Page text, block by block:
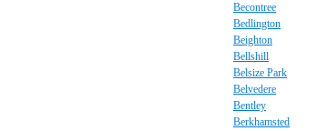
Becontree
Bedlington
Beighton
Bellshill
Belsize Park
Belvedere
Bentley
Berkhamsted